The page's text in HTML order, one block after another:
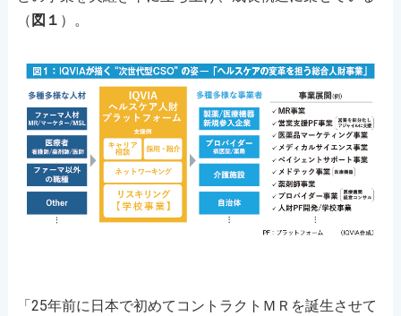
（ 図１ ）。
「25年前に日本で初めてコントラクトＭＲを誕生させて